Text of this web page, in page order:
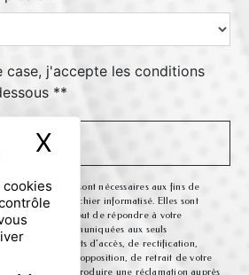
X
case, j'accepte les conditions
**
ENVOYER
communiquées sont nécessaires aux fins de
dans un fichier informatisé. Elles sont
dans le seul but de répondre à votre
seront communiquées aux seuls
disposez de droits d’accès, de rectification,
de limitation, d’opposition, de retrait de votre
et du droit d’introduire une réclamation auprès